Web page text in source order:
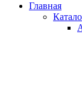
Главная